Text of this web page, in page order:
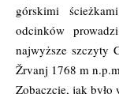
górskimi
odcinków
najwyższe szczyty
Žrvanj 1768 m
Zobaczcie, jak było